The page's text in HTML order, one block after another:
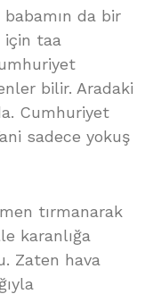
da bir
için taa
bilir. Aradaki
Cumhuriyet
sadece yokuş
tırmanarak
karanlığa
Zaten hava